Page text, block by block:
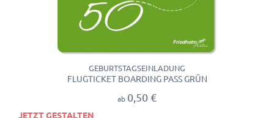
GEBURTSTAGSEINLADUNG
FLUGTICKET BOARDING PASS GRÜN
ab 0,50 €
JETZT GESTALTEN